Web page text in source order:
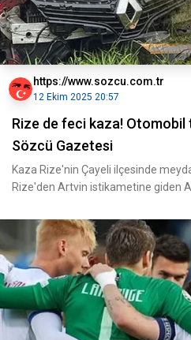
https://www.sozcu.com.tr
12 Ekim 2025 20:57
Rize de feci kaza! Otomobil
Sözcü Gazetesi
Kaza Rize'nin Çayeli ilçesinde
Rize'den Artvin istikametine giden